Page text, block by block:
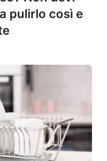
pulirlo così e